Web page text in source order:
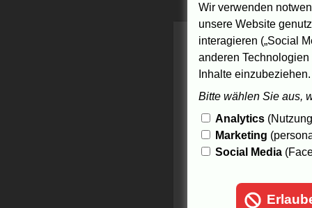
Wir verwenden
unsere Website
interagieren („Social
anderen
Inhalte
Bitte wählen Sie aus,
Analytics
Marketing
Social Media